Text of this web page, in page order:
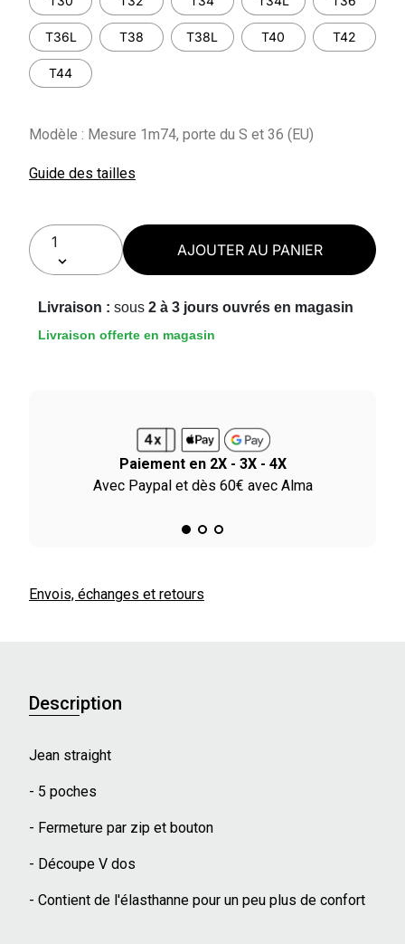
T36L T38 T38L T40 T42
T44
Modèle : Mesure 1m74, porte du S et 36 (EU)
Guide des tailles
AJOUTER AU PANIER
Livraison : sous 2 à 3 jours ouvrés en magasin
Livraison offerte en magasin
Paiement en 2X - 3X - 4X
Avec Paypal et dès 60€ avec Alma
Envois, échanges et retours
Description
Jean straight
- 5 poches
- Fermeture par zip et bouton
- Découpe V dos
- Contient de l'élasthanne pour un peu plus de confort